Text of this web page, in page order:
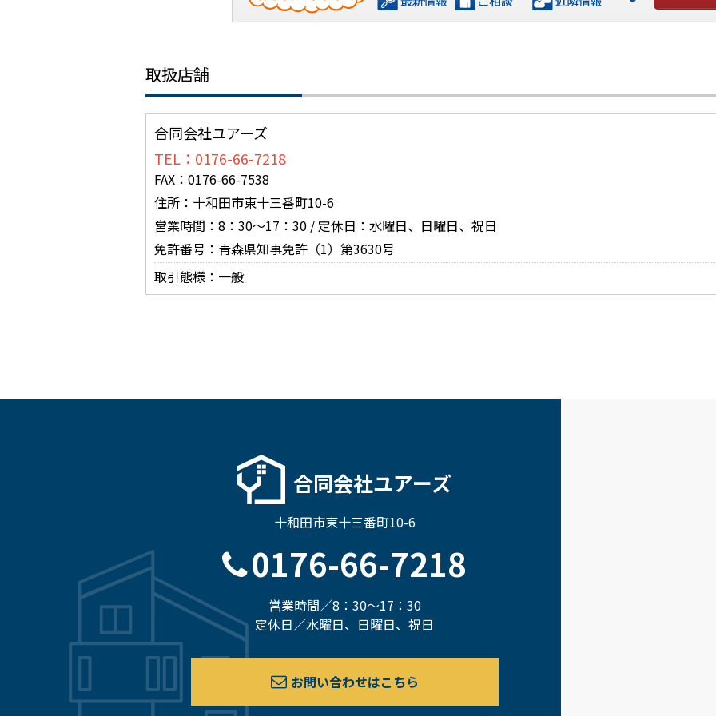
お問い合
取扱店舗
合同会社ユアーズ
TEL：0176-66-7218
FAX：0176-66-7538
住所：十和田市東十三番町10-6
営業時間：8：30～17：30 / 定休日：水曜日、日曜日、祝日
免許番号：青森県知事免許（1）第3630号
取引態様：一般
合同会社ユアーズ
十和田市東十三番町10-6
0176-66-7218
営業時間／8：30～17：30
定休日／水曜日、日曜日、祝日
お問い合わせはこちら